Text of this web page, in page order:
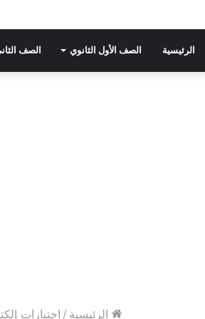
الرئيسية الصف الأول الثانوي الصف
الرئيسية / اختبارات إلكترونية